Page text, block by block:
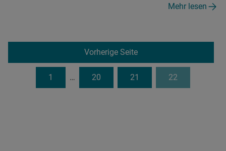
Mehr lesen
Vorherige Seite
1 … 20 21 22